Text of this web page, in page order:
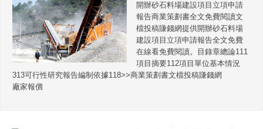
開辦砂石料場建設項目立項申請
報告商業策劃書全文免費閱讀文
檔投稿賺錢網提供開辦砂石料場
建設項目立項申請報告全文免費
在線看免費閱讀。目錄章總論111
項目摘要112項目單位基本情況
313可行性研究報告編制依據118>>商業策劃書文檔投稿賺錢網
廠家報價